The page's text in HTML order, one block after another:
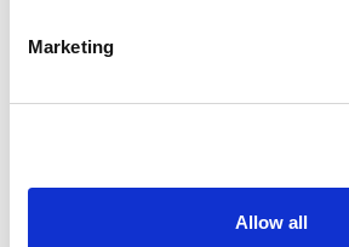
Marketing
Allow all
del mercado, garantizando la
Luigi Malberti, director